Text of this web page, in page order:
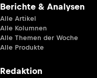
Berichte & Analysen
Alle Artikel
Alle Kolumnen
Alle Themen der Woche
Alle Produkte
Redaktion